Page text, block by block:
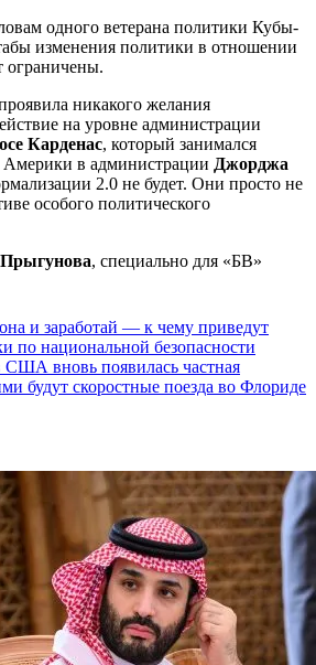
одного ветерана политики Кубы-
изменения политики в отношении
ограничены.
никакого желания
на уровне администрации
Карденас, который занимался
в администрации Джорджа
2.0 не будет. Они просто не
особого политического
, специально для «БВ»
и заработай — к чему приведут
по национальной безопасности
США вновь появилась частная
будут скоростные поезда во Флориде